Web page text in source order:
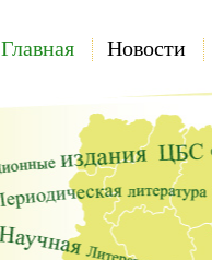
Главная Новости